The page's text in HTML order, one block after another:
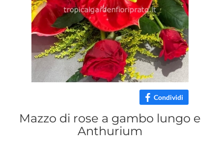
Condividi
Mazzo di rose a gambo lungo e
Anthurium